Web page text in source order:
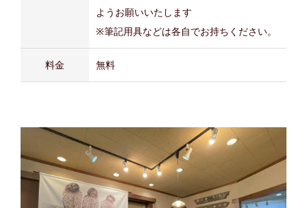
ようお願いいたします
※筆記用具などは各自でお持ちください。
料金 無料